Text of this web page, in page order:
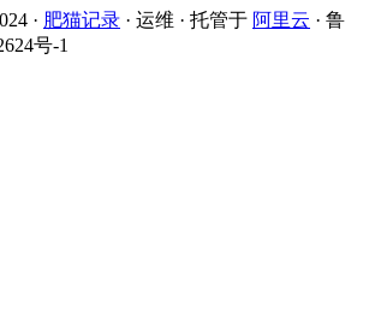
· 肥猫记录 · 运维 · 托管于 阿里云 · 鲁
号-1